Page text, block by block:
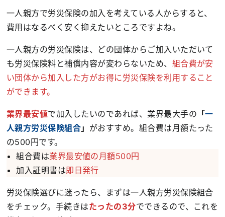
一人親方で労災保険の加入を考えている人からすると、
費用はなるべく安く抑えたいところですよね。
一人親方の労災保険は、どの団体からご加入いただいて
も労災保険料と補償内容が変わらないため、 組合費が安
い団体から加入した方がお得に労災保険を利用すること
ができます。
業界最安値で加入したいのであれば、業界最大手の 「一
人親方労災保険組合」 がおすすめ。組合費は月額たった
の500円です。
組合費は業界最安値の月額500円
加入証明書は即日発行
労災保険選びに迷ったら、まずは一人親方労災保険組合
をチェック。手続きはたったの3分でできるので、これを